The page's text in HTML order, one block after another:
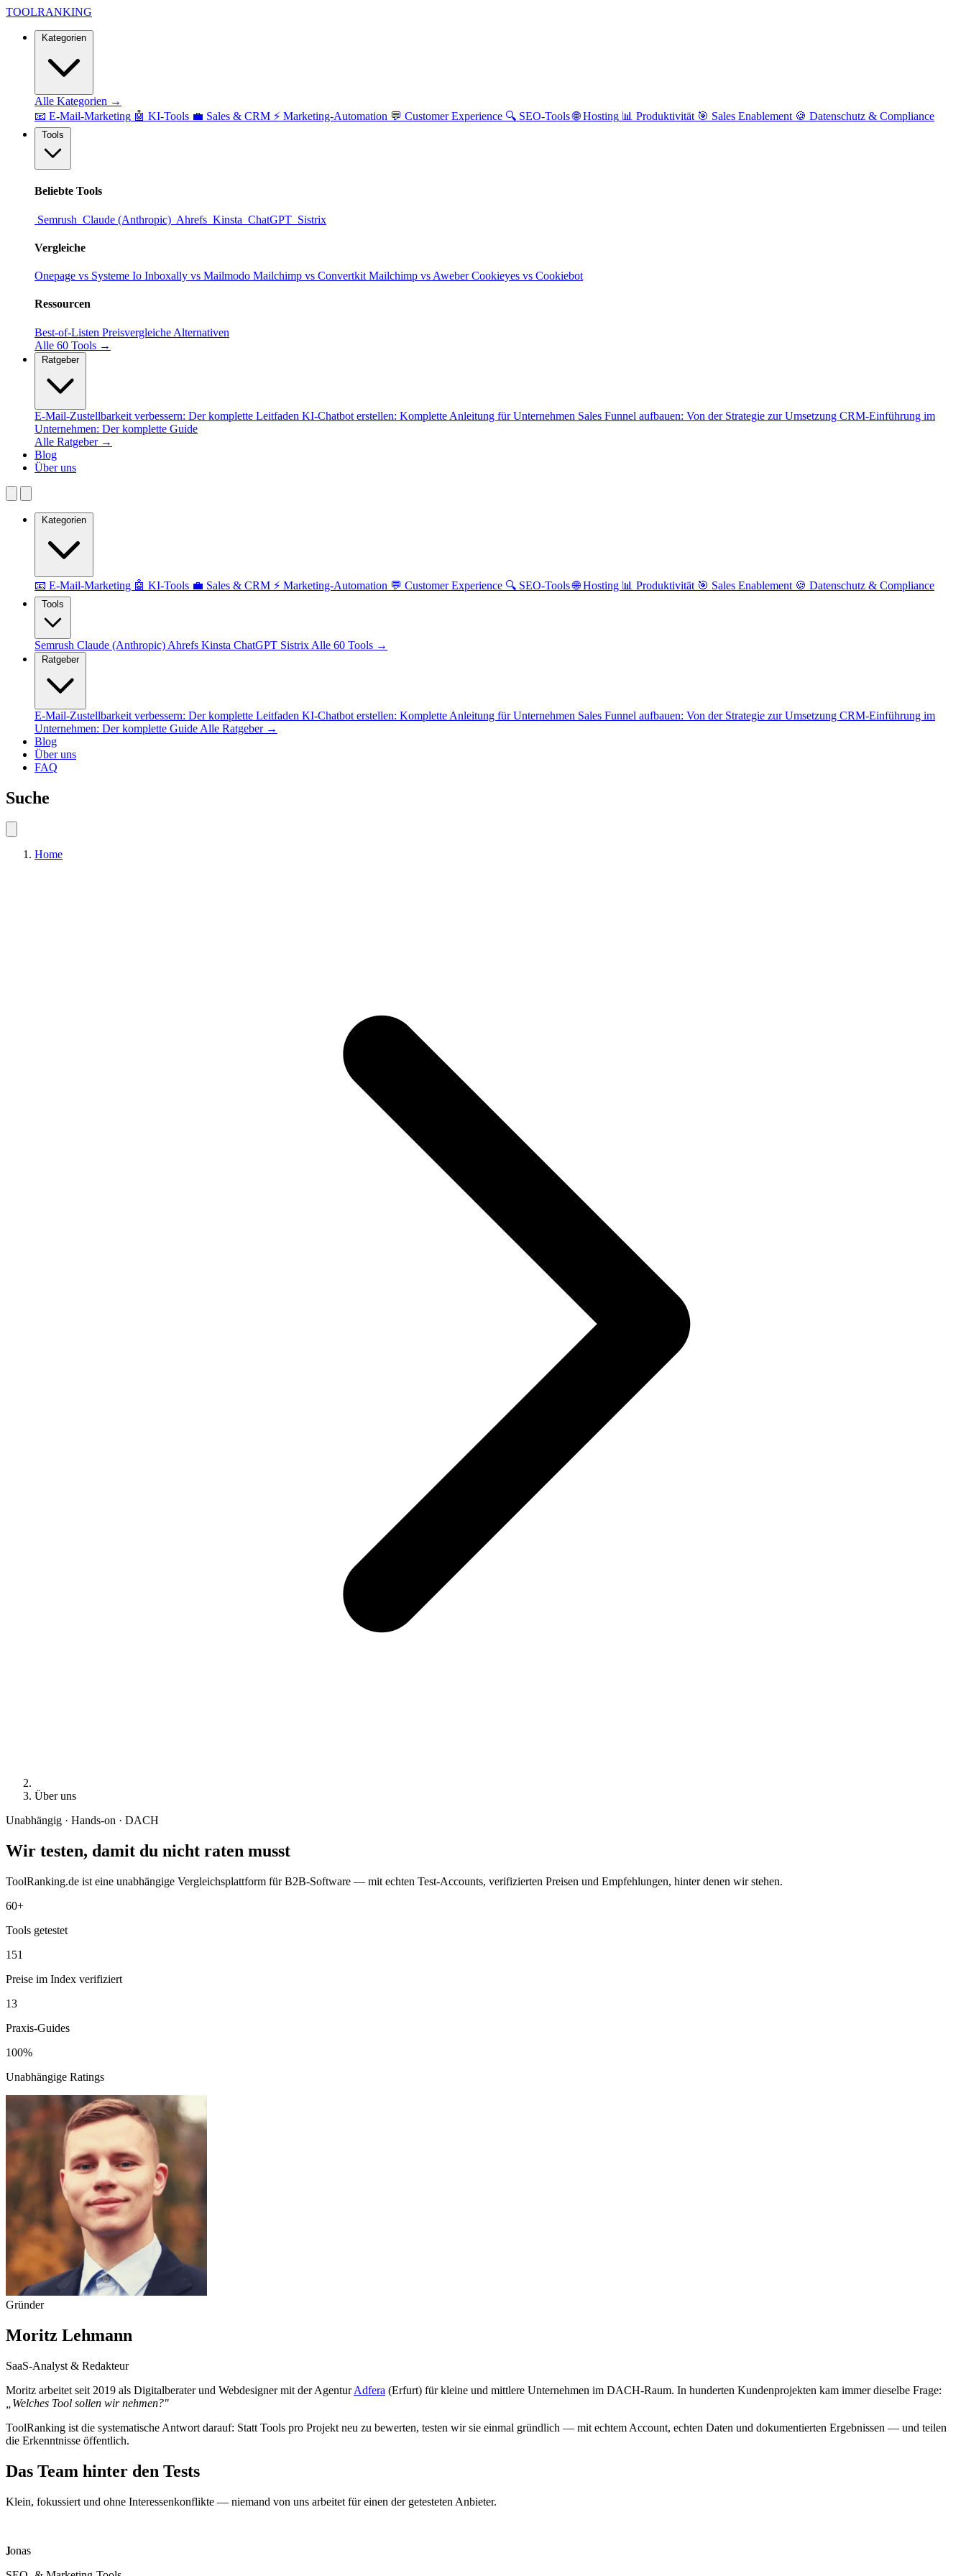
TOOLRANKING
Alle Kategorien →
📧 E-Mail-Marketing 🤖 KI-Tools 💼 Sales & CRM ⚡ Marketing-Automation 💬 Customer Experience 🔍 SEO-Tools 🌐 Hosting 📊 Produktivität 🎯 Sales Enablement 🍪 Datenschutz & Compliance
Beliebte Tools
Semrush Claude (Anthropic) Ahrefs Kinsta ChatGPT Sistrix
Vergleiche
Onepage vs Systeme Io Inboxally vs Mailmodo Mailchimp vs Convertkit Mailchimp vs AweberCookieyes vs Cookiebot
Ressourcen
Best-of-Listen Preisvergleiche Alternativen
Alle 60 Tools →
Ratgeber
E-Mail-Zustellbarkeit verbessern: Der komplette Leitfaden KI-Chatbot erstellen: Komplette Anleitung für Unternehmen Sales Funnel aufbauen: Von der Strategie zur Umsetzung CRM-Einführung im
Unternehmen: Der komplette Guide
Alle Ratgeber →
Blog
Über uns
📧 E-Mail-Marketing 🤖 KI-Tools 💼 Sales & CRM ⚡ Marketing-Automation 💬 Customer Experience 🔍 SEO-Tools🌐 Hosting 📊 Produktivität 🎯 Sales Enablement 🍪 Datenschutz & Compliance
Semrush Claude (Anthropic) Ahrefs Kinsta ChatGPT Sistrix Alle 60 Tools →
Ratgeber
E-Mail-Zustellbarkeit verbessern: Der komplette Leitfaden KI-Chatbot erstellen: Komplette Anleitung für Unternehmen Sales Funnel aufbauen: Von der Strategie zur Umsetzung CRM-Einführung im
Unternehmen: Der komplette Guide Alle Ratgeber →
Blog
Über uns
FAQ
Suche
Home
Über uns
Unabhängig · Hands-on · DACH
Wir testen, damit du nicht raten musst
ToolRanking.de ist eine unabhängige Vergleichsplattform für B2B-Software — mit echten Test-Accounts, verifizierten Preisen und Empfehlungen, hinter denen wir stehen.
60+
Tools getestet
151
Preise im Index verifiziert
13
Praxis-Guides
100%
Unabhängige Ratings
Gründer
Moritz Lehmann
SaaS-Analyst & Redakteur
Moritz arbeitet seit 2019 als Digitalberater und Webdesigner mit der AgenturAdfera (Erfurt) für kleine und mittlere Unternehmen im DACH-Raum. In hunderten Kundenprojekten kam immer dieselbe Frage:
„Welches Tool sollen wir nehmen?"
ToolRanking ist die systematische Antwort darauf: Statt Tools pro Projekt neu zu bewerten, testen wir sie einmal gründlich — mit echtem Account, echten Daten und dokumentierten Ergebnissen — und teilen
die Erkenntnisse öffentlich.
Das Team hinter den Tests
Klein, fokussiert und ohne Interessenkonflikte — niemand von uns arbeitet für einen der getesteten Anbieter.
J
Jonas